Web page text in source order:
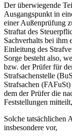
Der überwiegende
Ausgangspunkt in
einer Außenprüfung
Straftat des
Sachverhalts bei ihm
Einleitung des
Sorge besteht also,
bzw. der Prüfer für
Strafsachenstelle
Strafsachen
dem der Prüfer die
Feststellungen
Solche tatsächlichen
insbesondere vor,